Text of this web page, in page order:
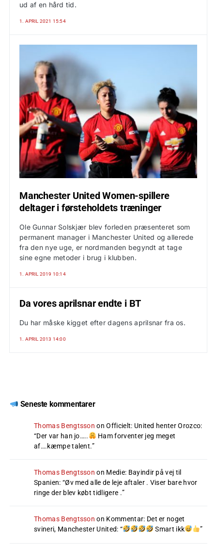
ud af en hård tid.
1. APRIL 2021 15:54
Manchester United Women-spillere
deltager i førsteholdets træninger
Ole Gunnar Solskjær blev forleden præsenteret som
permanent manager i Manchester United og allerede
fra den nye uge, er nordmanden begyndt at tage
sine egne metoder i brug i klubben.
1. APRIL 2019 10:14
Da vores aprilsnar endte i BT
Du har måske kigget efter dagens aprilsnar fra os.
1. APRIL 2013 14:00
Seneste kommentarer
Thomas Bengtsson onOfficielt: United henter Orozco:
“Der var han jo…..
Ham forventer jeg meget
af….kæmpe talent.”
Thomas Bengtsson on Medie: Bayindir på vej til
Spanien: “Øv med alle de leje aftaler . Viser bare hvor
ringe der blev købt tidligere .”
Thomas Bengtsson on Kommentar: Det er noget
svineri, Manchester United: “ Smart ikk ”